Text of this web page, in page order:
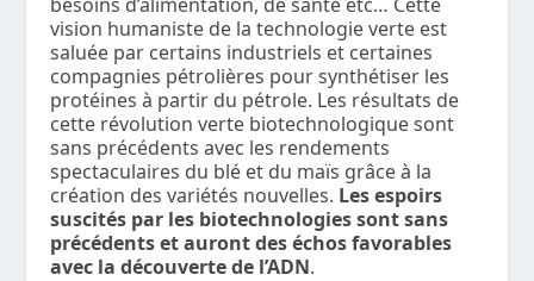
vision humaniste de la technologie verte est
saluée par certains industriels et certaines
compagnies pétrolières pour synthétiser les
protéines à partir du pétrole. Les résultats de
cette révolution verte biotechnologique sont
sans précédents avec les rendements
spectaculaires du blé et du maïs grâce à la
création des variétés nouvelles. Les espoirs
suscités par les biotechnologies sont sans
précédents et auront des échos favorables
avec la découverte de l’ADN.